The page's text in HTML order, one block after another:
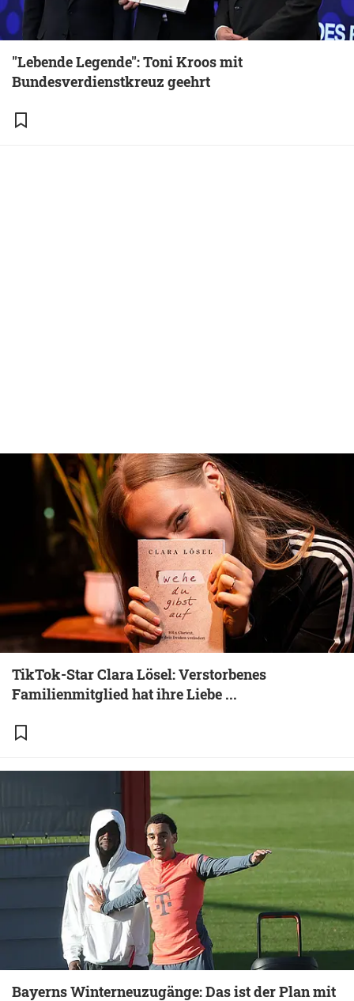
"Lebende Legende": Toni Kroos mit
Bundesverdienstkreuz geehrt
TikTok-Star Clara Lösel: Verstorbenes
Familienmitglied hat ihre Liebe ...
Bayerns Winterneuzugänge: Das ist der Plan mit